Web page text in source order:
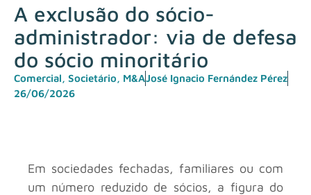
A exclusão do sócio-
administrador: via de defesa
do sócio minoritário
Comercial, Societário, M&AJosé Ignacio Fernández Pérez
26/06/2026
Em sociedades fechadas, familiares ou com
um número reduzido de sócios, a figura do